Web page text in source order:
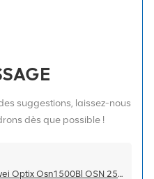
suggestions, laissez-nous
dès que possible !
HUAWEI SSQ2CXL4 Pour Huawei Optix Osn1500Bl OSN 2500 Cartes De Ligne De Connexion Croisée